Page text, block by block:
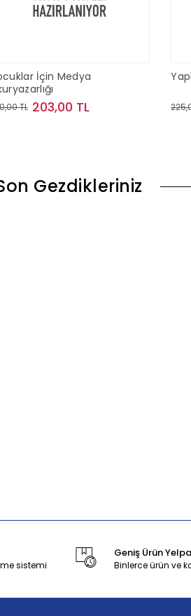
İçin Medya
TL 203,00 TL
Gezdikleriniz
sistemi
Geniş Ürün
Binlerce ürün ve